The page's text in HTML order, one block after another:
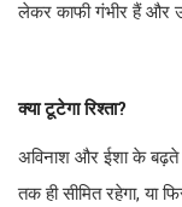
लेकर काफी गंभीर हैं और
क्या टूटेगा रिश्ता?
अविनाश और ईशा के बढ़ते
तक ही सीमित रहेगा, या